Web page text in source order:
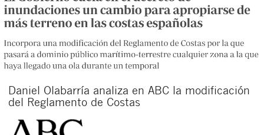
Daniel Olabarría analiza en ABC la modificación
del Reglamento de Costas